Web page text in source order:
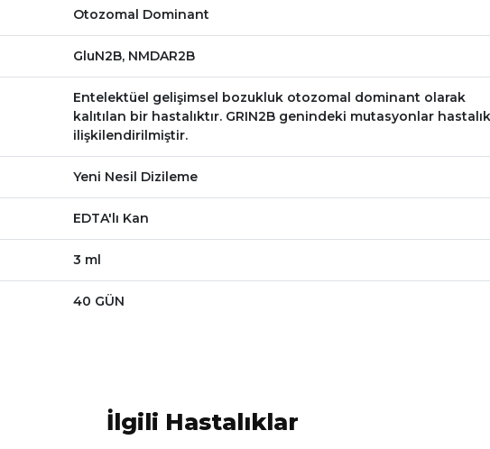
Otozomal Dominant
GluN2B, NMDAR2B
Entelektüel gelişimsel bozukluk otozomal dominant olarak
kalıtılan bir hastalıktır. GRIN2B genindeki mutasyonlar
ilişkilendirilmiştir.
Yeni Nesil Dizileme
EDTA'lı Kan
3 ml
40 GÜN
İlgili Hastalıklar